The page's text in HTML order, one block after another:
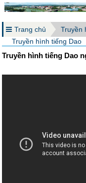
Trang chủ Truyền
Truyền hình tiếng Dao
Truyền hình tiếng Dao